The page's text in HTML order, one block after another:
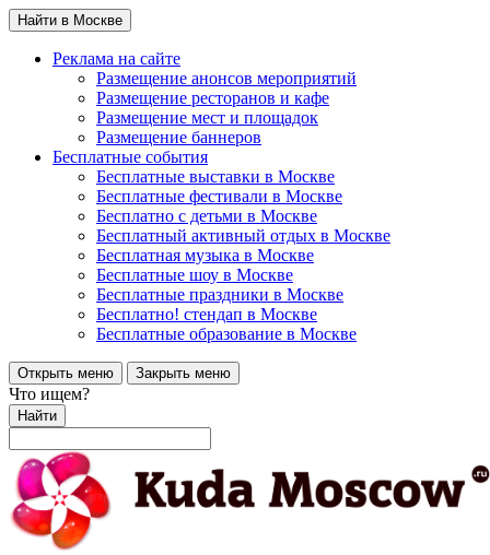
Найти в Москве
Реклама на сайте
Размещение анонсов мероприятий
Размещение ресторанов и кафе
Размещение мест и площадок
Размещение баннеров
Бесплатные события
Бесплатные выставки в Москве
Бесплатные фестивали в Москве
Бесплатно с детьми в Москве
Бесплатный активный отдых в Москве
Бесплатная музыка в Москве
Бесплатные шоу в Москве
Бесплатные праздники в Москве
Бесплатно! стендап в Москве
Бесплатные образование в Москве
Открыть меню Закрыть меню
Что ищем?
Найти